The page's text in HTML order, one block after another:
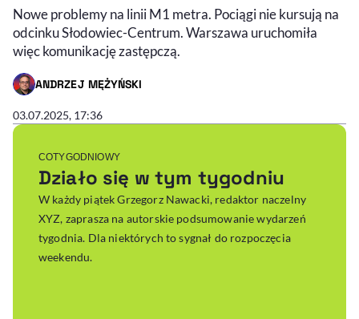
Nowe problemy na linii M1 metra. Pociągi nie kursują na
odcinku Słodowiec-Centrum. Warszawa uruchomiła
więc komunikację zastępczą.
ANDRZEJ MĘŻYŃSKI
- AUTOR ARTYKUŁU - PROFIL
03.07.2025, 17:36